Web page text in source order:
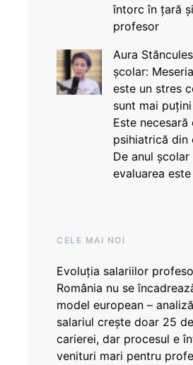
întorc în țară
profesor
Aura
școlar:
este un stres
sunt mai
Este necesară
psihiatrică din
De anul
evaluarea
CELE MAI NOI
Evoluția salariilor
România nu se
model european –
salariul crește doar 25
carierei, dar procesul e
venituri mari pentru